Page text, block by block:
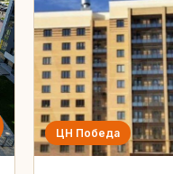
ЦН Победа